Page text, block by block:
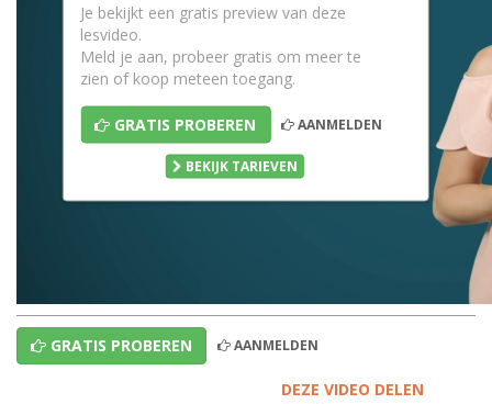
Je bekijkt een gratis preview van deze
lesvideo.
Meld je aan, probeer gratis om meer te
zien of koop meteen toegang.
GRATIS PROBEREN AANMELDEN
BEKIJK TARIEVEN
GRATIS PROBEREN AANMELDEN
DEZE VIDEO DELEN